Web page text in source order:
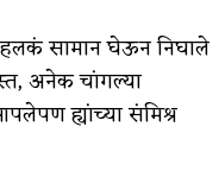
ध्यास : डॉ. राहुल
सामान घेऊन निघाले
अनेक चांगल्या
ह्यांच्या संमिश्र